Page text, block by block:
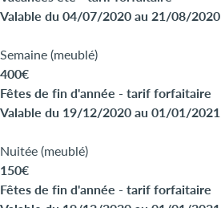
Valable du 04/07/2020 au 21/08/2020
Semaine (meublé)
400€
Fêtes de fin d'année - tarif forfaitaire
Valable du 19/12/2020 au 01/01/2021
Nuitée (meublé)
150€
Fêtes de fin d'année - tarif forfaitaire